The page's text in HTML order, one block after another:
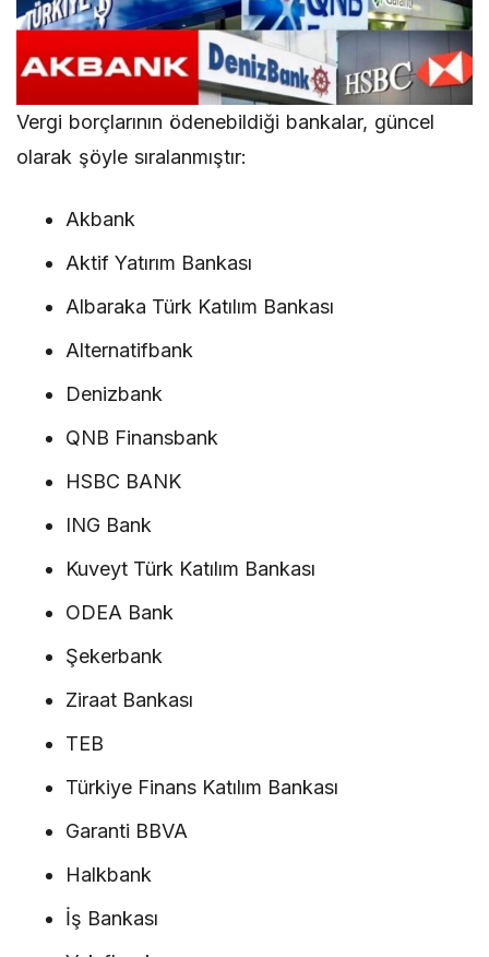
Vergi borçlarının ödenebildiği bankalar, güncel
olarak şöyle sıralanmıştır:
Akbank
Aktif Yatırım Bankası
Albaraka Türk Katılım Bankası
Alternatifbank
Denizbank
QNB Finansbank
HSBC BANK
ING Bank
Kuveyt Türk Katılım Bankası
ODEA Bank
Şekerbank
Ziraat Bankası
TEB
Türkiye Finans Katılım Bankası
Garanti BBVA
Halkbank
İş Bankası